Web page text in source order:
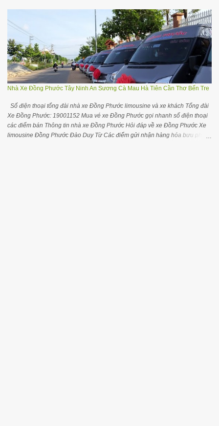
buôn đại lý gạo Cần Thơ trên Facebook Các yêu cầu điều chỉnh cập nhật
thông tin, bổ sung thông tin các nhà cung cấp gạo Cần Thơ quý bạn vui lòng
để lại comment hơặc gửi trên Groups cộng đồng Khám phá đại lý gạo ở các
vùng miền Đại lý gạo ở tại TPHCM Đại lý gạo ở tại Hà Nội Đại lý gạo Quảng
Ninh Đại lý gạo Đà Nẵng Đại lý gạo Hải Phòng Mua gạo ST25 tại Cần Thơ
Để mua gạo ST25 tại Cần Thơ bạn hãy liên hệ Cửa hàng đặc sản ĐBSCL
Số 52 đường Trần Việt Châu, quận Ninh Kiều, TP Cần Thơ. Số 67-69 Đinh
Tiên Hoàng, quận Ninh Kiều, TP Cần Thơ. Cửa hàng gạo Đ...
Nhà Xe Đồng Phước Tây Ninh An Sương Cà Mau Hà Tiên Cần Thơ Bến Tre
Số điện thoại tổng đài nhà xe Đồng Phước limousine và xe khách Tổng đài
Xe Đồng Phước: 19001152 Mua vé xe Đồng Phước gọi nhanh số điện thoại
các điểm bán Thông tin nhà xe Đồng Phước Hỏi đáp về xe Đồng Phước Xe
limousine Đồng Phước Đào Duy Từ Các điểm gửi nhận hàng hóa bưu phẩm